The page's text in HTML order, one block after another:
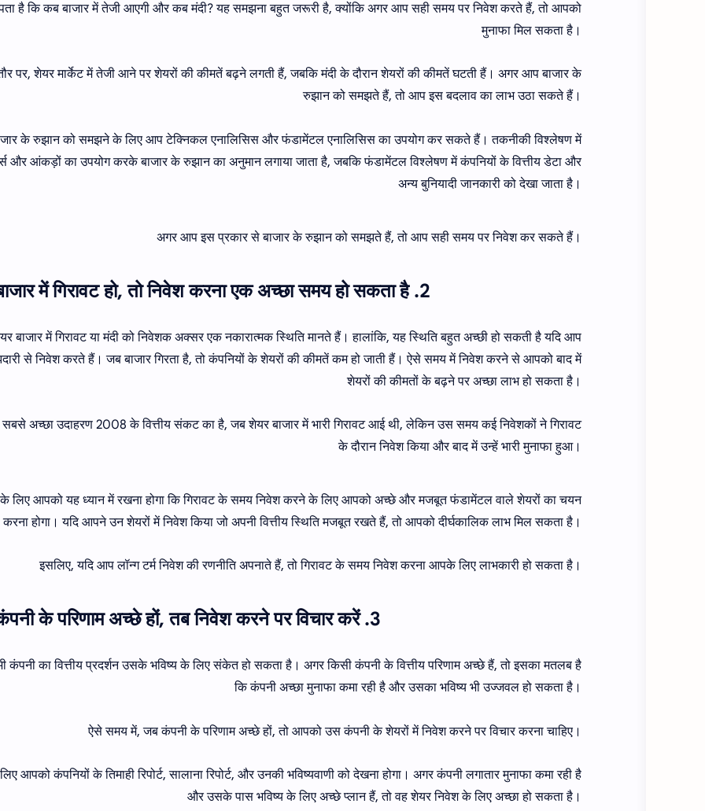
है कि कब बाजार में तेजी आएगी और कब मंदी? यह समझना बहुत जरूरी है, क्योंकि अगर आप सही समय पर निवेश करते हैं, तो आपको
मुनाफा मिल सकता है।
पर, शेयर मार्केट में तेजी आने पर शेयरों की कीमतें बढ़ने लगती हैं, जबकि मंदी के दौरान शेयरों की कीमतें घटती हैं। अगर आप बाजार के
रुझान को समझते हैं, तो आप इस बदलाव का लाभ उठा सकते हैं।
के रुझान को समझने के लिए आप टेक्निकल एनालिसिस और फंडामेंटल एनालिसिस का उपयोग कर सकते हैं। तकनीकी विश्लेषण में
और आंकड़ों का उपयोग करके बाजार के रुझान का अनुमान लगाया जाता है, जबकि फंडामेंटल विश्लेषण में कंपनियों के वित्तीय डेटा और
अन्य बुनियादी जानकारी को देखा जाता है।
अगर आप इस प्रकार से बाजार के रुझान को समझते हैं, तो आप सही समय पर निवेश कर सकते हैं।
2. जब बाजार में गिरावट हो, तो निवेश करना एक अच्छा समय हो सकता है
बाजार में गिरावट या मंदी को निवेशक अक्सर एक नकारात्मक स्थिति मानते हैं। हालांकि, यह स्थिति बहुत अच्छी हो सकती है यदि आप
से निवेश करते हैं। जब बाजार गिरता है, तो कंपनियों के शेयरों की कीमतें कम हो जाती हैं। ऐसे समय में निवेश करने से आपको बाद में
शेयरों की कीमतों के बढ़ने पर अच्छा लाभ हो सकता है।
अच्छा उदाहरण 2008 के वित्तीय संकट का है, जब शेयर बाजार में भारी गिरावट आई थी, लेकिन उस समय कई निवेशकों ने गिरावट
के दौरान निवेश किया और बाद में उन्हें भारी मुनाफा हुआ।
लिए आपको यह ध्यान में रखना होगा कि गिरावट के समय निवेश करने के लिए आपको अच्छे और मजबूत फंडामेंटल वाले शेयरों का चयन
करना होगा। यदि आपने उन शेयरों में निवेश किया जो अपनी वित्तीय स्थिति मजबूत रखते हैं, तो आपको दीर्घकालिक लाभ मिल सकता है।
इसलिए, यदि आप लॉन्ग टर्म निवेश की रणनीति अपनाते हैं, तो गिरावट के समय निवेश करना आपके लिए लाभकारी हो सकता है।
3. जब कंपनी के परिणाम अच्छे हों, तब निवेश करने पर विचार करें
कंपनी का वित्तीय प्रदर्शन उसके भविष्य के लिए संकेत हो सकता है। अगर किसी कंपनी के वित्तीय परिणाम अच्छे हैं, तो इसका मतलब है
कि कंपनी अच्छा मुनाफा कमा रही है और उसका भविष्य भी उज्जवल हो सकता है।
ऐसे समय में, जब कंपनी के परिणाम अच्छे हों, तो आपको उस कंपनी के शेयरों में निवेश करने पर विचार करना चाहिए।
आपको कंपनियों के तिमाही रिपोर्ट, सालाना रिपोर्ट, और उनकी भविष्यवाणी को देखना होगा। अगर कंपनी लगातार मुनाफा कमा रही है
और उसके पास भविष्य के लिए अच्छे प्लान हैं, तो वह शेयर निवेश के लिए अच्छा हो सकता है।